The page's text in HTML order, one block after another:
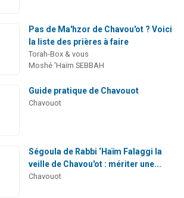
Pas de Ma'hzor de Chavou'ot ? Voici
la liste des prières à faire
Torah-Box & vous
Moshé 'Haïm SEBBAH
Guide pratique de Chavouot
Chavouot
Ségoula de Rabbi ‘Haïm Falaggi la
veille de Chavou'ot : mériter une...
Chavouot